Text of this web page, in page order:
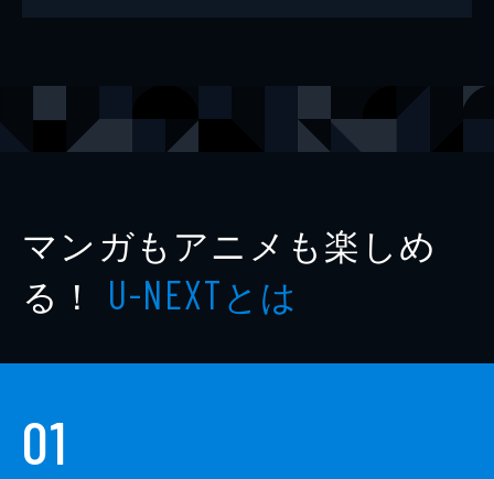
マンガもアニメも楽しめ
る！ U-NEXTとは
01